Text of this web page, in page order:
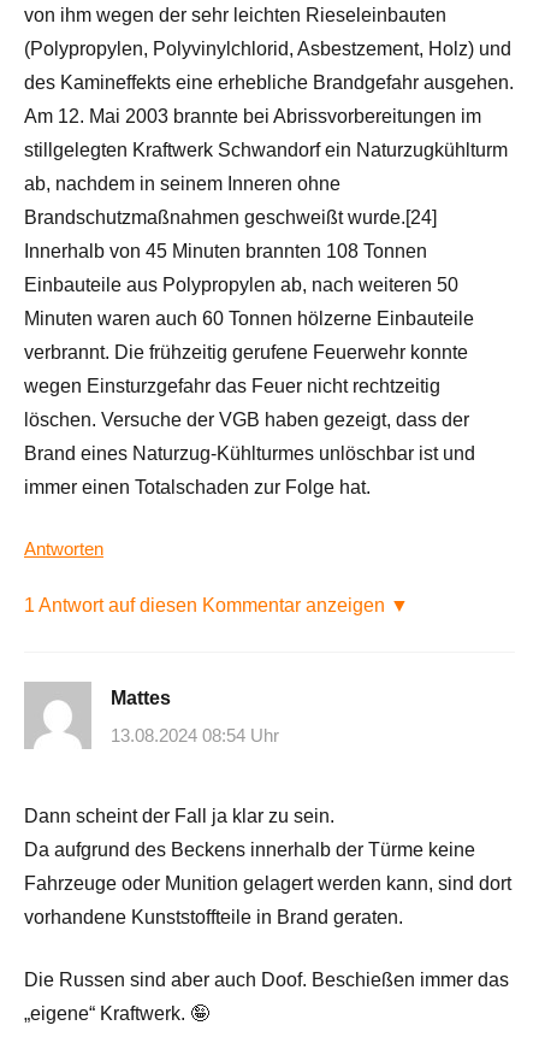
von ihm wegen der sehr leichten Rieseleinbauten
(Polypropylen, Polyvinylchlorid, Asbestzement, Holz) und
des Kamineffekts eine erhebliche Brandgefahr ausgehen.
Am 12. Mai 2003 brannte bei Abrissvorbereitungen im
stillgelegten Kraftwerk Schwandorf ein Naturzugkühlturm
ab, nachdem in seinem Inneren ohne
Brandschutzmaßnahmen geschweißt wurde.[24]
Innerhalb von 45 Minuten brannten 108 Tonnen
Einbauteile aus Polypropylen ab, nach weiteren 50
Minuten waren auch 60 Tonnen hölzerne Einbauteile
verbrannt. Die frühzeitig gerufene Feuerwehr konnte
wegen Einsturzgefahr das Feuer nicht rechtzeitig
löschen. Versuche der VGB haben gezeigt, dass der
Brand eines Naturzug-Kühlturmes unlöschbar ist und
immer einen Totalschaden zur Folge hat.
Antworten
1 Antwort auf diesen Kommentar anzeigen ▼
Mattes
13.08.2024 08:54 Uhr
Dann scheint der Fall ja klar zu sein.
Da aufgrund des Beckens innerhalb der Türme keine
Fahrzeuge oder Munition gelagert werden kann, sind dort
vorhandene Kunststoffteile in Brand geraten.
Die Russen sind aber auch Doof. Beschießen immer das
„eigene“ Kraftwerk. 🤪